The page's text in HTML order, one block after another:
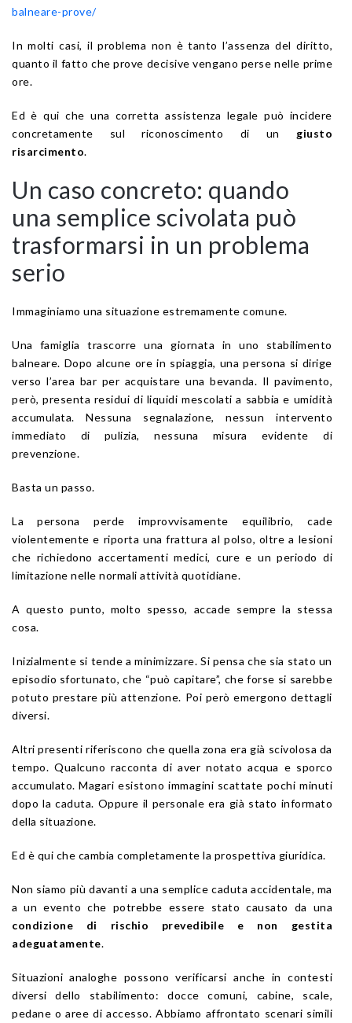
balneare-prove/
In molti casi, il problema non è tanto l’assenza del diritto,
quanto il fatto che prove decisive vengano perse nelle prime
ore.
Ed è qui che una corretta assistenza legale può incidere
concretamente sul riconoscimento di un giusto
risarcimento.
Un caso concreto: quando
una semplice scivolata può
trasformarsi in un problema
serio
Immaginiamo una situazione estremamente comune.
Una famiglia trascorre una giornata in uno stabilimento
balneare. Dopo alcune ore in spiaggia, una persona si dirige
verso l’area bar per acquistare una bevanda. Il pavimento,
però, presenta residui di liquidi mescolati a sabbia e umidità
accumulata. Nessuna segnalazione, nessun intervento
immediato di pulizia, nessuna misura evidente di
prevenzione.
Basta un passo.
La persona perde improvvisamente equilibrio, cade
violentemente e riporta una frattura al polso, oltre a lesioni
che richiedono accertamenti medici, cure e un periodo di
limitazione nelle normali attività quotidiane.
A questo punto, molto spesso, accade sempre la stessa
cosa.
Inizialmente si tende a minimizzare. Si pensa che sia stato un
episodio sfortunato, che “può capitare”, che forse si sarebbe
potuto prestare più attenzione. Poi però emergono dettagli
diversi.
Altri presenti riferiscono che quella zona era già scivolosa da
tempo. Qualcuno racconta di aver notato acqua e sporco
accumulato. Magari esistono immagini scattate pochi minuti
dopo la caduta. Oppure il personale era già stato informato
della situazione.
Ed è qui che cambia completamente la prospettiva giuridica.
Non siamo più davanti a una semplice caduta accidentale, ma
a un evento che potrebbe essere stato causato da una
condizione di rischio prevedibile e non gestita
adeguatamente.
Situazioni analoghe possono verificarsi anche in contesti
diversi dello stabilimento: docce comuni, cabine, scale,
pedane o aree di accesso. Abbiamo affrontato scenari simili